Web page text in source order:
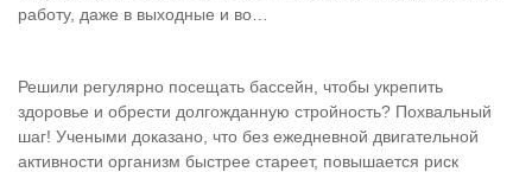
работу, даже в выходные и во…
Решили регулярно посещать бассейн, чтобы укрепить
здоровье и обрести долгожданную стройность? Похвальный
шаг! Учеными доказано, что без ежедневной двигательной
активности организм быстрее стареет, повышается риск